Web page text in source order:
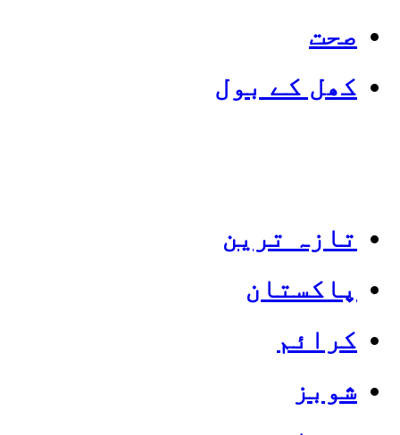
صحت
کھل کے بول
تازہ ترین
پاکستان
کرائم
شوبز
Categories
Top News